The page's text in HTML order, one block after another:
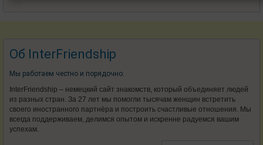
Об InterFriendship
Мы работаем честно и порядочно.
InterFriendship – немецкий сайт знакомств, который объединяет людей
из разных стран. За 27 лет мы помогли тысячам женщин встретить
своего иностранного партнёра и построить счастливые отношения. Мы
всегда поддерживаем, делимся опытом и искренне радуемся вашим
успехам.